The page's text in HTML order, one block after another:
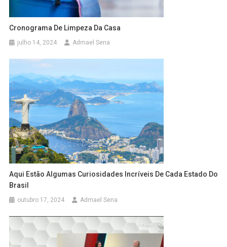
Cronograma De Limpeza Da Casa
julho 14, 2024 Admael Sena
Aqui Estão Algumas Curiosidades Incríveis De Cada Estado Do
Brasil
outubro 17, 2024 Admael Sena